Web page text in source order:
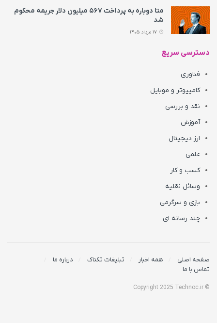
متا دوباره به پرداخت ۵۶۷ میلیون دلار جریمه محکوم
شد
دسترسی سریع
فناوری
کامپیوتر و موبایل
نقد و بررسی
آموزش
ارز دیجیتال
علمی
کسب و کار
وسائل نقلیه
بازی و سرگرمی
چند رسانه ای
صفحه اصلی همه اخبار تبلیغات تکناک
درباره ما
تماس با ما
© Copyright 2025 Technoc.ir